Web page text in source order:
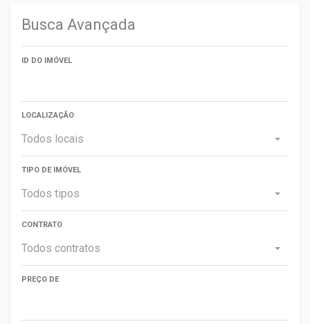
Busca Avançada
ID DO IMÓVEL
LOCALIZAÇÃO
Todos locais
TIPO DE IMÓVEL
Todos tipos
CONTRATO
Todos contratos
PREÇO DE